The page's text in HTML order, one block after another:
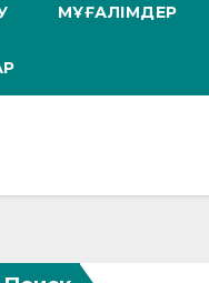
МҰҒАЛІМДЕР